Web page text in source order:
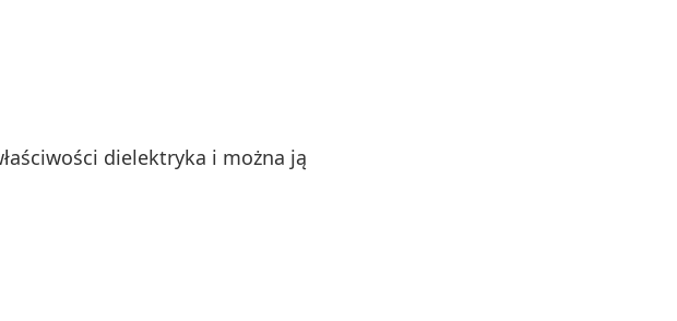
dielektryka i można ją